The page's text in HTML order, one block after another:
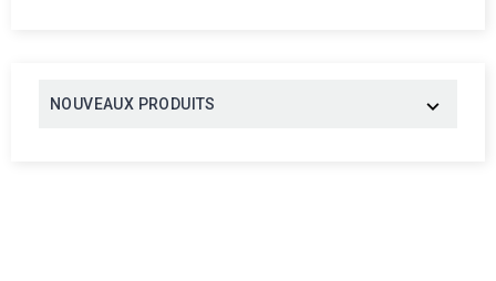
NOUVEAUX PRODUITS 